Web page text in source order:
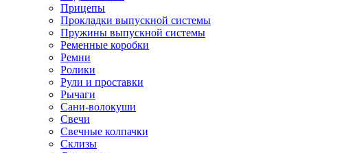
Прицепы
Прокладки выпускной системы
Пружины выпускной системы
Ременные коробки
Ремни
Ролики
Рули и проставки
Рычаги
Сани-волокуши
Свечи
Свечные колпачки
Склизы